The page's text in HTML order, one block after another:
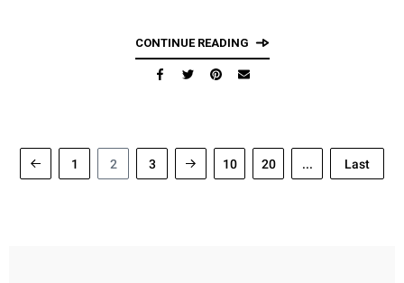
CONTINUE READING
1 2 3 10 20 ... Last